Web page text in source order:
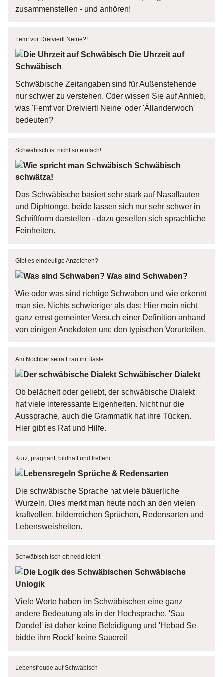
zusammenstellen - und anhören!
Femf vor Dreiviertl Neine?!
Die Uhrzeit auf
Schwäbisch
Schwäbische Zeitangaben sind für Außenstehende
nur schwer zu verstehen. Oder wissen Sie auf Anhieb,
was 'Femf vor Dreiviertl Neine' oder 'Ällanderwoch'
bedeuten?
Schwäbisch ist nicht so einfach!
Schwäbisch
schwätza!
Das Schwäbische basiert sehr stark auf Nasallauten
und Diphtonge, beide lassen sich nur sehr schwer in
Schriftform darstellen - dazu gesellen sich sprachliche
Feinheiten.
Gibt es eindeutige Anzeichen?
Was sind Schwaben?
Wie oder was sind richtige Schwaben und wie erkennt
man sie. Nichts schwieriger als das: Hier mein nicht
ganz ernst gemeinter Versuch einer Definition anhand
von einigen Anekdoten und den typischen Vorurteilen.
Am Nochber seira Frau ihr Bäsle
Schwäbischer Dialekt
Ob belächelt oder geliebt, der schwäbische Dialekt
hat viele interessante Eigenheiten. Nicht nur die
Aussprache, auch die Grammatik hat ihre Tücken.
Hier gibt es Rat und Hilfe.
Kurz, prägnant, bildhaft und treffend
Sprüche & Redensarten
Die schwäbische Sprache hat viele bäuerliche
Wurzeln. Dies merkt man heute noch an den vielen
kraftvollen, bilderreichen Sprüchen, Redensarten und
Lebensweisheiten.
Schwäbisch isch oft nedd leicht
Schwäbische
Unlogik
Viele Worte haben im Schwäbischen eine ganz
andere Bedeutung als in der Hochsprache. 'Sau
Dande!' ist daher keine Beleidigung und 'Hebad Se
bidde ihrn Rock!' keine Sauerei!
Lebensfreude auf Schwäbisch